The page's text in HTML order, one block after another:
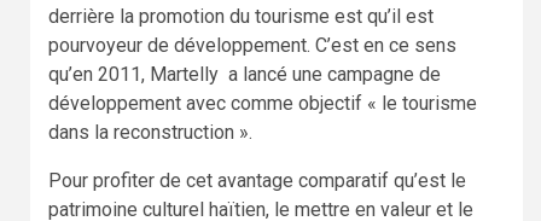
derrière la promotion du tourisme est qu’il est
pourvoyeur de développement. C’est en ce sens
qu’en 2011, Martelly a lancé une campagne de
développement avec comme objectif « le tourisme
dans la reconstruction ».
Pour profiter de cet avantage comparatif qu’est le
patrimoine culturel haïtien, le mettre en valeur et le